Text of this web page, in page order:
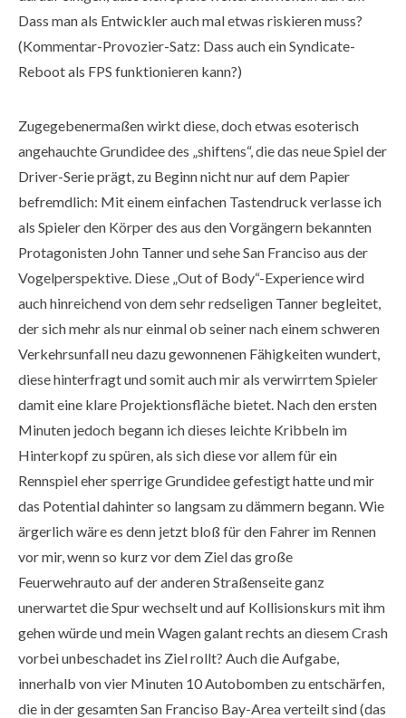
Dass man als Entwickler auch mal etwas riskieren muss?
(Kommentar-Provozier-Satz: Dass auch ein Syndicate-
Reboot als FPS funktionieren kann?)
Zugegebenermaßen wirkt diese, doch etwas esoterisch
angehauchte Grundidee des „shiftens“, die das neue Spiel der
Driver-Serie prägt, zu Beginn nicht nur auf dem Papier
befremdlich: Mit einem einfachen Tastendruck verlasse ich
als Spieler den Körper des aus den Vorgängern bekannten
Protagonisten John Tanner und sehe San Franciso aus der
Vogelperspektive. Diese „Out of Body“-Experience wird
auch hinreichend von dem sehr redseligen Tanner begleitet,
der sich mehr als nur einmal ob seiner nach einem schweren
Verkehrsunfall neu dazu gewonnenen Fähigkeiten wundert,
diese hinterfragt und somit auch mir als verwirrtem Spieler
damit eine klare Projektionsfläche bietet. Nach den ersten
Minuten jedoch begann ich dieses leichte Kribbeln im
Hinterkopf zu spüren, als sich diese vor allem für ein
Rennspiel eher sperrige Grundidee gefestigt hatte und mir
das Potential dahinter so langsam zu dämmern begann. Wie
ärgerlich wäre es denn jetzt bloß für den Fahrer im Rennen
vor mir, wenn so kurz vor dem Ziel das große
Feuerwehrauto auf der anderen Straßenseite ganz
unerwartet die Spur wechselt und auf Kollisionskurs mit ihm
gehen würde und mein Wagen galant rechts an diesem Crash
vorbei unbeschadet ins Ziel rollt? Auch die Aufgabe,
innerhalb von vier Minuten 10 Autobomben zu entschärfen,
die in der gesamten San Franciso Bay-Area verteilt sind (das